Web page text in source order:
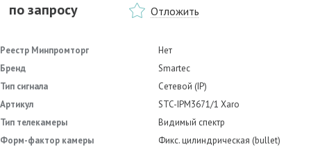
по запросу Отложить
Реестр Минпромторг
Нет
Бренд
Smartec
Тип сигнала
Сетевой (IP)
Артикул
STC-IPM3671/1 Xaro
Тип телекамеры
Видимый спектр
Форм-фактор камеры
Фикс. цилиндрическая (bullet)